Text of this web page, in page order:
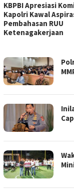
KBPBI Apresiasi
Kapolri Kawal
Pembahasan RUU
Ketenagakerjaan
WEBSITE
RESMI
POLRES
TERNATE